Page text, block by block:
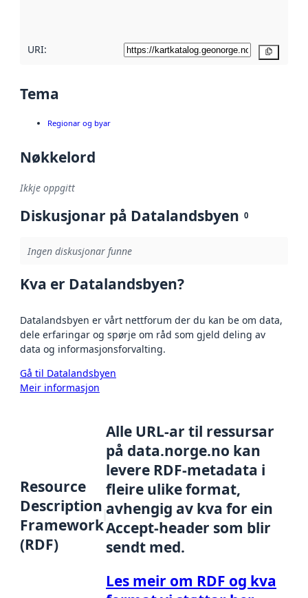
URI:
Tema
Regionar og byar
Nøkkelord
Ikkje oppgitt
Diskusjonar på Datalandsbyen 0
Ingen diskusjonar funne
Kva er Datalandsbyen?
Datalandsbyen er vårt nettforum der du kan be om data,
dele erfaringar og spørje om råd som gjeld deling av
data og informasjonsforvalting.
Gå til Datalandsbyen
Meir informasjon
Resource
Description
Framework
(RDF)
Alle URL-ar til ressursar
på data.norge.no kan
levere RDF-metadata i
fleire ulike format,
avhengig av kva for ein
Accept-header som blir
sendt med.
Les meir om RDF og kva